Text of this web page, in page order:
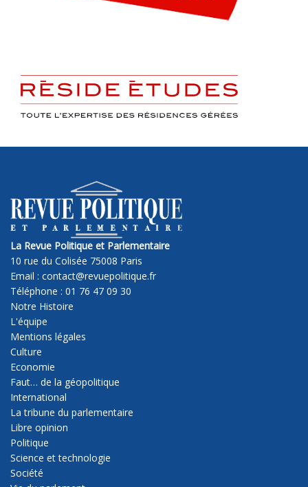
La Revue Politique et Parlementaire
10 rue du Colisée 75008 Paris
Email : contact@revuepolitique.fr
Téléphone : 01 76 47 09 30
Notre Histoire
L'équipe
Mentions légales
Culture
Economie
Faut… de la géopolitique
International
La tribune du parlementaire
Libre opinion
Politique
Science et technologie
Société